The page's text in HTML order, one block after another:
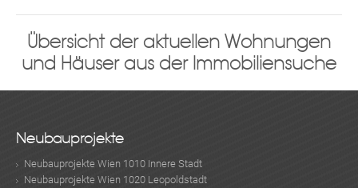
Übersicht der aktuellen Wohnungen
und Häuser aus der Immobiliensuche
Neubauprojekte
Neubauprojekte Wien 1010 Innere Stadt
Neubauprojekte Wien 1020 Leopoldstadt